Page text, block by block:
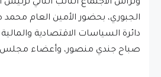
وترأس الاجتماع النائب الثاني
الجبوري، بحضور الأمين العام محمد
دائرة السياسات الاقتصادية
صباح جندي منصور، وأعضاء مجلس